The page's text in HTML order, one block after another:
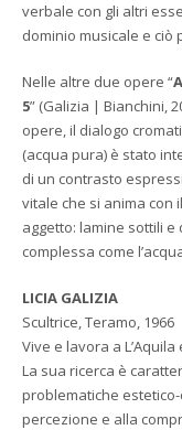
verbale con gli altri
dominio musicale e ciò
Nelle altre due opere “
5” (Galizia | Bianchini,
opere, il dialogo
(acqua pura) è stato
di un contrasto
vitale che si anima con
aggetto: lamine sottili
complessa come
LICIA GALIZIA
Scultrice, Teramo, 1966
Vive e lavora a L’Aquila
La sua ricerca è
problematiche
percezione e alla